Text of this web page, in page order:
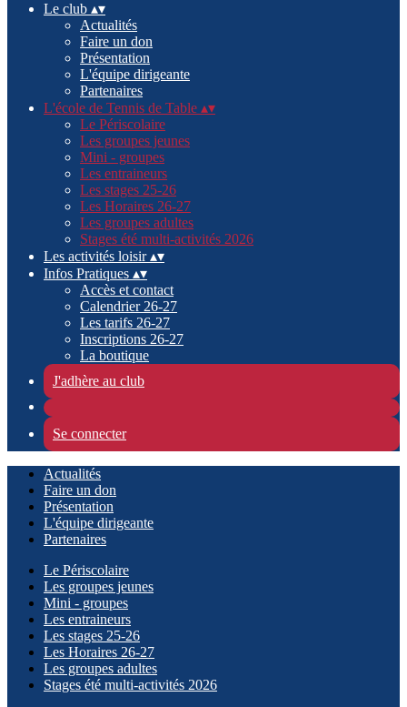
Le club ▴▾
Actualités
Faire un don
Présentation
L'équipe dirigeante
Partenaires
L'école de Tennis de Table ▴▾
Le Périscolaire
Les groupes jeunes
Mini - groupes
Les entraineurs
Les stages 25-26
Les Horaires 26-27
Les groupes adultes
Stages été multi-activités 2026
Les activités loisir▴▾
Infos Pratiques ▴▾
Accès et contact
Calendrier 26-27
Les tarifs 26-27
Inscriptions 26-27
La boutique
J'adhère au club
Se connecter
Actualités
Faire un don
Présentation
L'équipe dirigeante
Partenaires
Le Périscolaire
Les groupes jeunes
Mini - groupes
Les entraineurs
Les stages 25-26
Les Horaires 26-27
Les groupes adultes
Stages été multi-activités 2026